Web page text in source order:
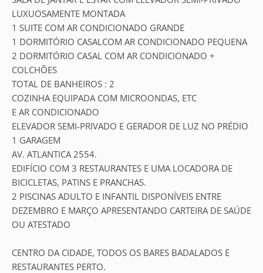
LUXUOSAMENTE MONTADA
1 SUITE COM AR CONDICIONADO GRANDE
1 DORMITÓRIO CASALCOM AR CONDICIONADO PEQUENA
2 DORMITÓRIO CASAL COM AR CONDICIONADO +
COLCHÕES
TOTAL DE BANHEIROS : 2
COZINHA EQUIPADA COM MICROONDAS, ETC
E AR CONDICIONADO
ELEVADOR SEMI-PRIVADO E GERADOR DE LUZ NO PRÉDIO
1 GARAGEM
AV. ATLANTICA 2554.
EDIFÍCIO COM 3 RESTAURANTES E UMA LOCADORA DE
BICICLETAS, PATINS E PRANCHAS.
2 PISCINAS ADULTO E INFANTIL DISPONÍVEIS ENTRE
DEZEMBRO E MARÇO APRESENTANDO CARTEIRA DE SAÚDE
OU ATESTADO
CENTRO DA CIDADE, TODOS OS BARES BADALADOS E
RESTAURANTES PERTO.